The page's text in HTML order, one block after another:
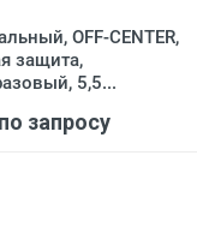
и
5 мм, длина 330мм
щипцы
d5 мм,
пальца
OFF-CENTER,
защита,
5,5...
запросу